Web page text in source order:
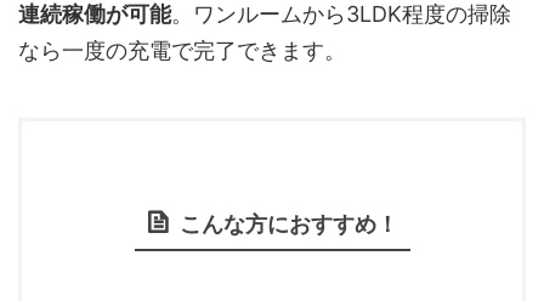
連続稼働が可能。ワンルームから3LDK程度の掃除
なら一度の充電で完了できます。
こんな方におすすめ！